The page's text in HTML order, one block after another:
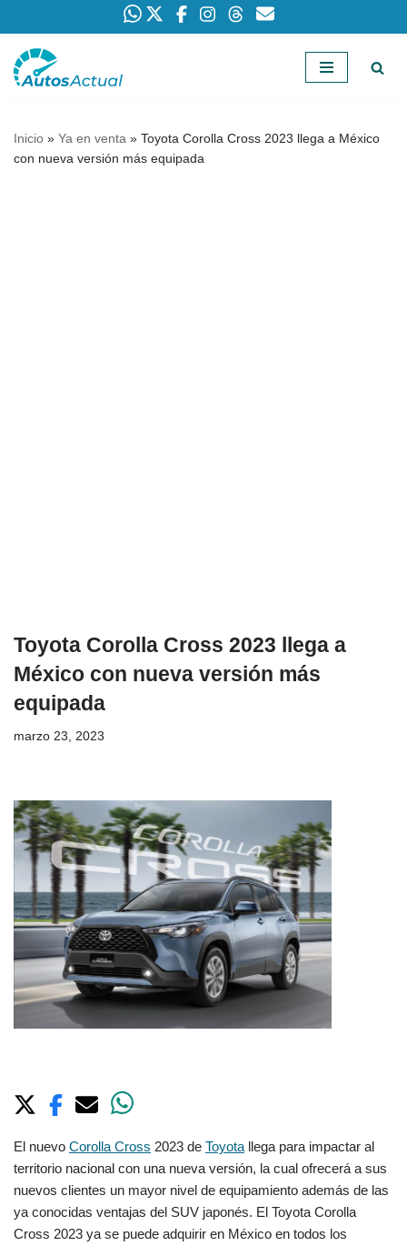
Saltar
Inicio » Ya en venta » Toyota Corolla Cross 2023 llega a México
con nueva versión más equipada
Toyota Corolla Cross 2023 llega a
México con nueva versión más
equipada
marzo 23, 2023
El nuevo Corolla Cross 2023 de Toyota llega para impactar al
territorio nacional con una nueva versión, la cual ofrecerá a sus
nuevos clientes un mayor nivel de equipamiento además de las
ya conocidas ventajas del SUV japonés. El Toyota Corolla
Cross 2023 ya se puede adquirir en México en todos los